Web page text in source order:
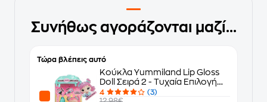
Συνήθως αγοράζονται μαζί...
Τώρα βλέπεις αυτό
Κούκλα Yummiland Lip Gloss
Doll Σειρά 2 - Τυχαία Επιλογή
Σχεδίου
4
(3)